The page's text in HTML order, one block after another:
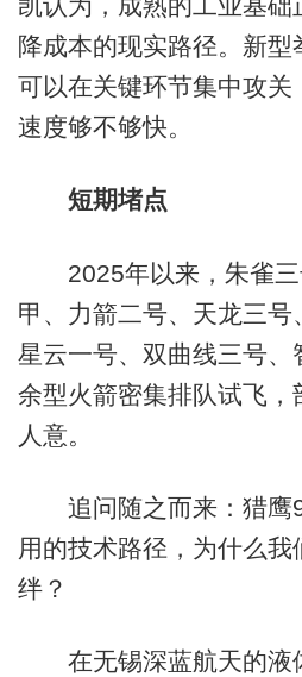
降成本的现实路径。新
可以在关键环节集中攻关
速度够不够快。
短期堵点
2025年以来，朱雀三
甲、力箭二号、天龙三号
星云一号、双曲线三号
余型火箭密集排队试飞，
人意。
追问随之而来：猎鹰9
用的技术路径，为什么我
绊？
在无锡深蓝航天的液